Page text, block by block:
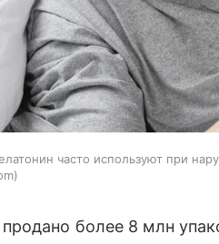
часто используют при
более 8 млн